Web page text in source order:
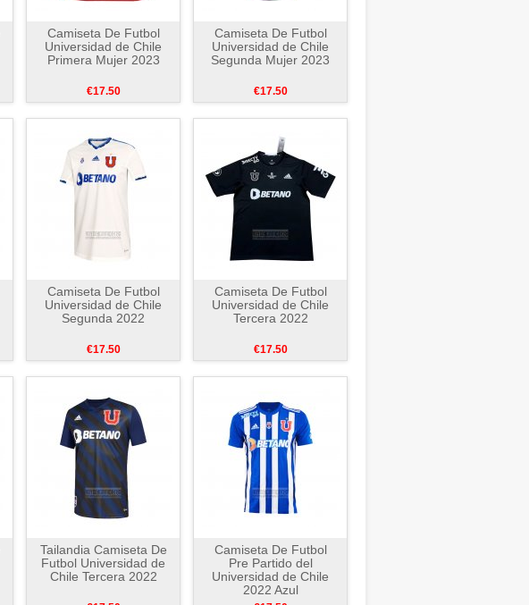
Camiseta De Futbol
Universidad de Chile
Primera Mujer 2023
€17.50
Camiseta De Futbol
Universidad de Chile
Segunda Mujer 2023
€17.50
Camiseta De Futbol
Universidad de Chile
Segunda 2022
€17.50
Camiseta De Futbol
Universidad de Chile
Tercera 2022
€17.50
Tailandia Camiseta De
Futbol Universidad de
Chile Tercera 2022
Camiseta De Futbol
Pre Partido del
Universidad de Chile
2022 Azul